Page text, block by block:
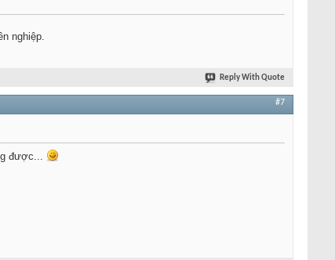
nghiệp.
Reply With Quote
#7
được...